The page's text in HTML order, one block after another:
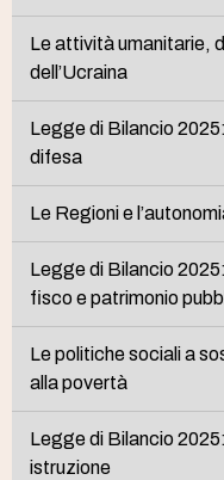
Le attività umanitarie,
dell’Ucraina
Legge di Bilancio
difesa
Le Regioni e
Legge di Bilancio
fisco e patrimonio
Le politiche sociali a
alla povertà
Legge di Bilancio
istruzione